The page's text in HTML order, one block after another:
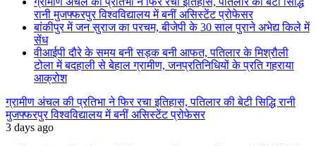
रानी मुजफ्फरपुर विश्वविद्यालय में बनीं असिस्टेंट प्रोफेसर
बांकीपुर में जन सुराज का परचम, बीजेपी के 30 साल पुराने अभेद्य किले में
सेंध
वीआईपी दौरे के समय बनी सड़क बनी आफत, पतिलार के मिश्रौली
टोला में बदहाली से बेहाल ग्रामीण, जनप्रतिनिधियों के प्रति गहराया
आक्रोश
ग्रामीण अंचल की प्रतिभा ने फिर रचा इतिहास, पतिलार की बेटी सिद्धि रानी
मुजफ्फरपुर विश्वविद्यालय में बनीं असिस्टेंट प्रोफेसर
3 days ago